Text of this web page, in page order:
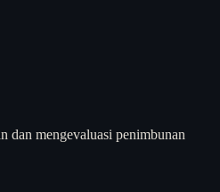
dan mengevaluasi penimbunan